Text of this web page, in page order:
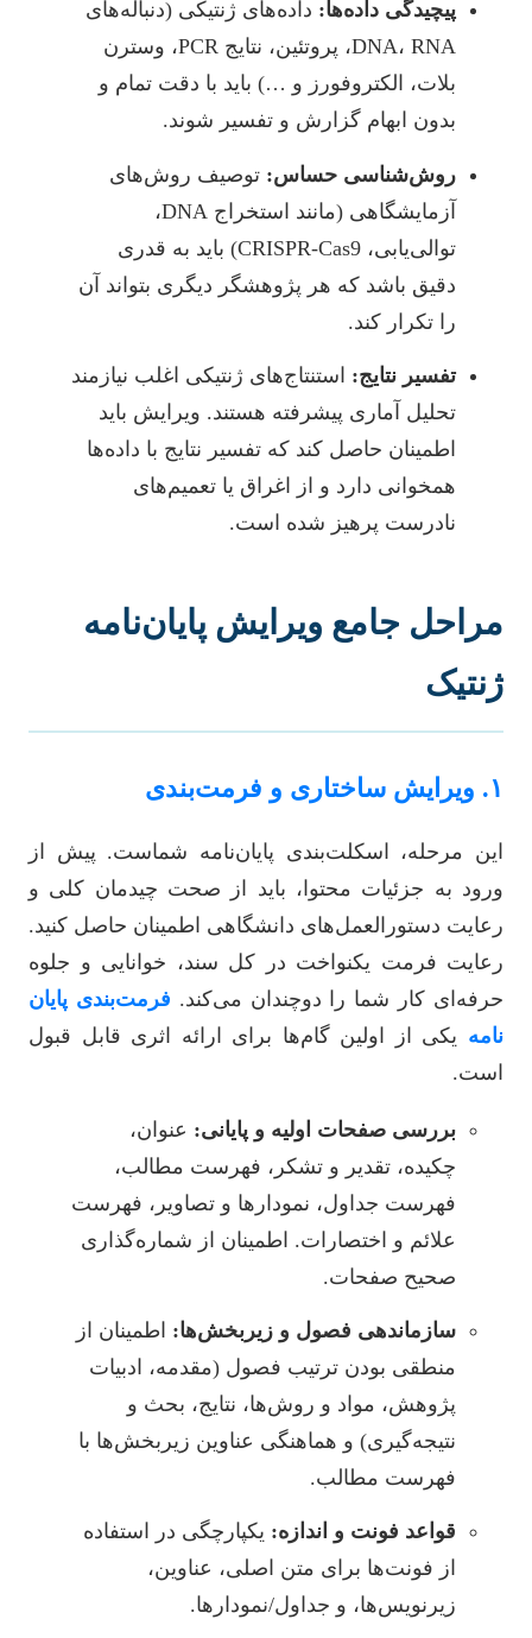
پیچیدگی داده‌ها:داده‌های ژنتیکی (دنباله‌های
DNA، RNA، پروتئین، نتایج PCR، وسترن
بلات، الکتروفورز و …) باید با دقت تمام و
بدون ابهام گزارش و تفسیر شوند.
روش‌شناسی حساس:توصیف روش‌های
آزمایشگاهی (مانند استخراج DNA،
توالی‌یابی، CRISPR-Cas9) باید به قدری
دقیق باشد که هر پژوهشگر دیگری بتواند آن
را تکرار کند.
تفسیر نتایج:استنتاج‌های ژنتیکی اغلب نیازمند
تحلیل آماری پیشرفته هستند. ویرایش باید
اطمینان حاصل کند که تفسیر نتایج با داده‌ها
همخوانی دارد و از اغراق یا تعمیم‌های
نادرست پرهیز شده است.
مراحل جامع ویرایش پایان‌نامه
ژنتیک
این مرحله، اسکلت‌بندی پایان‌نامه شماست. پیش از
ورود به جزئیات محتوا، باید از صحت چیدمان کلی و
رعایت دستورالعمل‌های دانشگاهی اطمینان حاصل کنید.
رعایت فرمت یکنواخت در کل سند، خوانایی و جلوه
حرفه‌ای کار شما را دوچندان می‌کند.فرمت‌بندی پایان
نامهیکی از اولین گام‌ها برای ارائه اثری قابل قبول
است.
بررسی صفحات اولیه و پایانی:عنوان،
چکیده، تقدیر و تشکر، فهرست مطالب،
فهرست جداول، نمودارها و تصاویر، فهرست
علائم و اختصارات. اطمینان از شماره‌گذاری
صحیح صفحات.
سازماندهی فصول و زیربخش‌ها:اطمینان از
منطقی بودن ترتیب فصول (مقدمه، ادبیات
پژوهش، مواد و روش‌ها، نتایج، بحث و
نتیجه‌گیری) و هماهنگی عناوین زیربخش‌ها با
فهرست مطالب.
قواعد فونت و اندازه: یکپارچگی در استفاده
از فونت‌ها برای متن اصلی، عناوین،
زیرنویس‌ها، و جداول/نمودارها.